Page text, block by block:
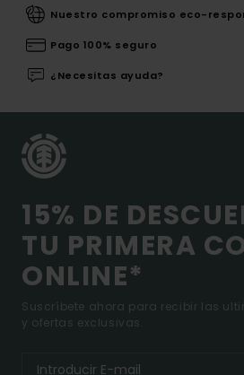
Nuestro compromiso eco-
Pago 100% seguro
¿Necesitas ayuda?
15% DE
TU PRIMERA
ONLINE*
Suscríbete ahora para recibir las
y ofertas exclusivas.